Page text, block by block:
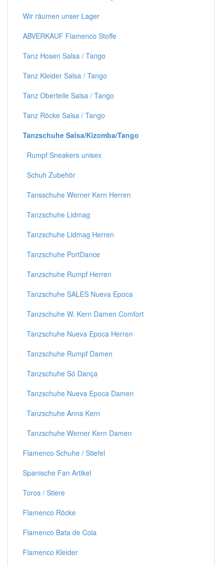
Wir räumen unser Lager
ABVERKAUF Flamenco Stoffe
Tanz Hosen Salsa / Tango
Tanz Kleider Salsa / Tango
Tanz Oberteile Salsa / Tango
Tanz Röcke Salsa / Tango
Tanzschuhe Salsa/Kizomba/Tango
Rumpf Sneakers unisex
Schuh Zubehör
Tansschuhe Werner Kern Herren
Tanzschuhe Lidmag
Tanzschuhe Lidmag Herren
Tanzschuhe PortDance
Tanzschuhe Rumpf Herren
Tanzschuhe SALES Nueva Epoca
Tanzschuhe W. Kern Damen Comfort
Tanzschuhe Nueva Epoca Herren
Tanzschuhe Rumpf Damen
Tanzschuhe Só Dança
Tanzschuhe Nueva Epoca Damen
Tanzschuhe Anna Kern
Tanzschuhe Werner Kern Damen
Flamenco Schuhe / Stiefel
Spanische Fan Artikel
Toros / Stiere
Flamenco Röcke
Flamenco Bata de Cola
Flamenco Kleider